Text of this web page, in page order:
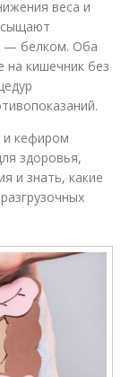
веса и
— белком. Оба
на кишечник без
и кефиром
здоровья,
и знать, какие